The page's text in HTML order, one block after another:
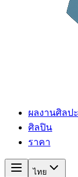
ผลงานศิลปะ
ศิลปิน
ราคา
ไทย